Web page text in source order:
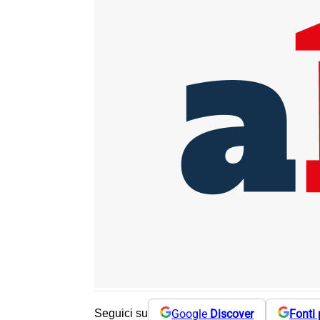
Seguici su Google Discover Fonti